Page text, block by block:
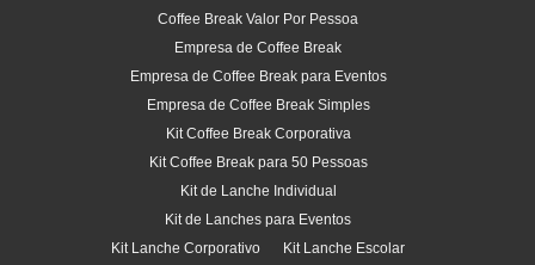
Coffee Break Valor Por Pessoa
Empresa de Coffee Break
Empresa de Coffee Break para Eventos
Empresa de Coffee Break Simples
Kit Coffee Break Corporativa
Kit Coffee Break para 50 Pessoas
Kit de Lanche Individual
Kit de Lanches para Eventos
Kit Lanche Corporativo
Kit Lanche Escolar